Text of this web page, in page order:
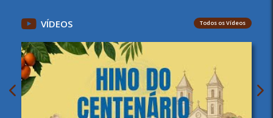
VÍDEOS Todos os Vídeos